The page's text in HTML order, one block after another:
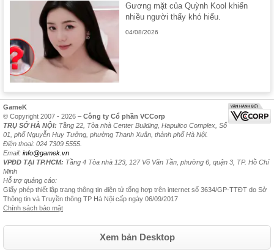
Gương mặt của Quỳnh Kool khiến
nhiều người thấy khó hiểu.
04/08/2026
GameK
© Copyright 2007 - 2026 – Công ty Cổ phần VCCorp
TRỤ SỞ HÀ NỘI: Tầng 22, Tòa nhà Center Building, Hapulico Complex, Số
01, phố Nguyễn Huy Tưởng, phường Thanh Xuân, thành phố Hà Nội.
Điện thoại: 024 7309 5555.
Email: info@gamek.vn
VPĐD TẠI TP.HCM: Tầng 4 Tòa nhà 123, 127 Võ Văn Tần, phường 6, quận 3, TP. Hồ Chí
Minh
Hỗ trợ quảng cáo:
Giấy phép thiết lập trang thông tin điện tử tổng hợp trên internet số 3634/GP-TTĐT do Sở
Thông tin và Truyền thông TP Hà Nội cấp ngày 06/09/2017
Chính sách bảo mật
Xem bản Desktop